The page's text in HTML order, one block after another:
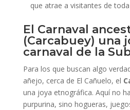
que atrae a visitantes de
El Carnaval
(Carcabuey) una
carnaval de la
Para los que buscan algo
añejo, cerca de El Cañuelo, el
una joya etnográfica. Aquí no
purpurina, sino hogueras,